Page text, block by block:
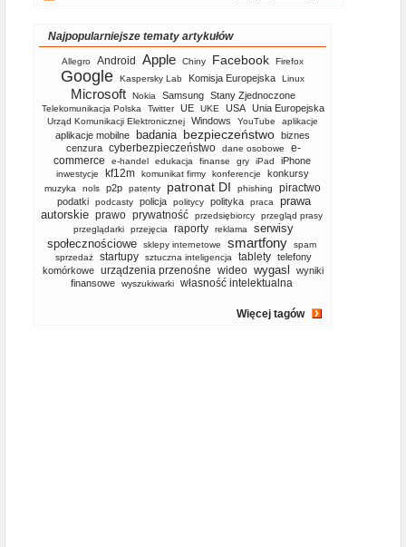
Najpopularniejsze tematy artykułów
Allegro Android Apple Chiny Facebook Firefox
Google Kaspersky Lab Komisja Europejska Linux
Microsoft Nokia Samsung Stany Zjednoczone
Telekomunikacja Polska Twitter UE UKE USA Unia Europejska
Urząd Komunikacji Elektronicznej Windows YouTube aplikacje
aplikacje mobilne badania bezpieczeństwo biznes
cenzura cyberbezpieczeństwo dane osobowe
e-
commerce
e-handel edukacja finanse gry iPad iPhone
inwestycje kf12m komunikat firmy konferencje konkursy
muzyka nols p2p patenty patronat DI phishing piractwo
podatki podcasty policja politycy polityka praca
prawa
autorskie prawo prywatność przedsiębiorcy
przegląd prasy
przeglądarki
przejęcia raporty reklama
serwisy
społecznościowe
sklepy internetowe smartfony
spam
sprzedaż
startupy sztuczna inteligencja tablety telefony
komórkowe
urządzenia przenośne wideo wygasl
wyniki
finansowe
wyszukiwarki własność intelektualna
Więcej tagów